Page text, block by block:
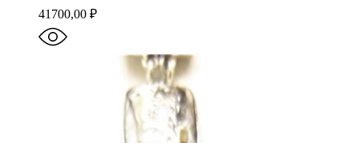
41700,00 ₽